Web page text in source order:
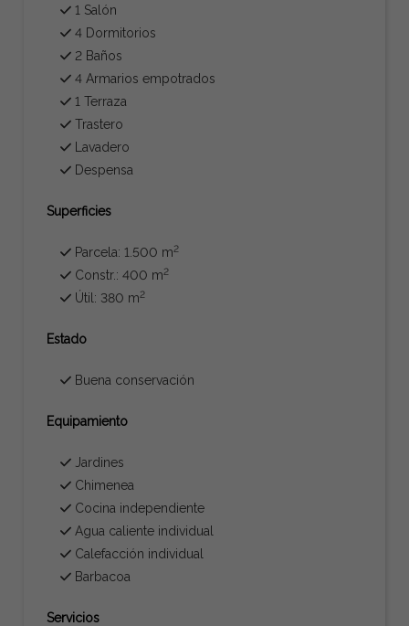
1 Salón
4 Dormitorios
2 Baños
4 Armarios empotrados
1 Terraza
Trastero
Lavadero
Despensa
Superficies
Parcela: 1.500 m2
Constr.: 400 m2
Útil: 380 m2
Estado
Buena conservación
Equipamiento
Jardines
Chimenea
Cocina independiente
Agua caliente individual
Calefacción individual
Barbacoa
Servicios